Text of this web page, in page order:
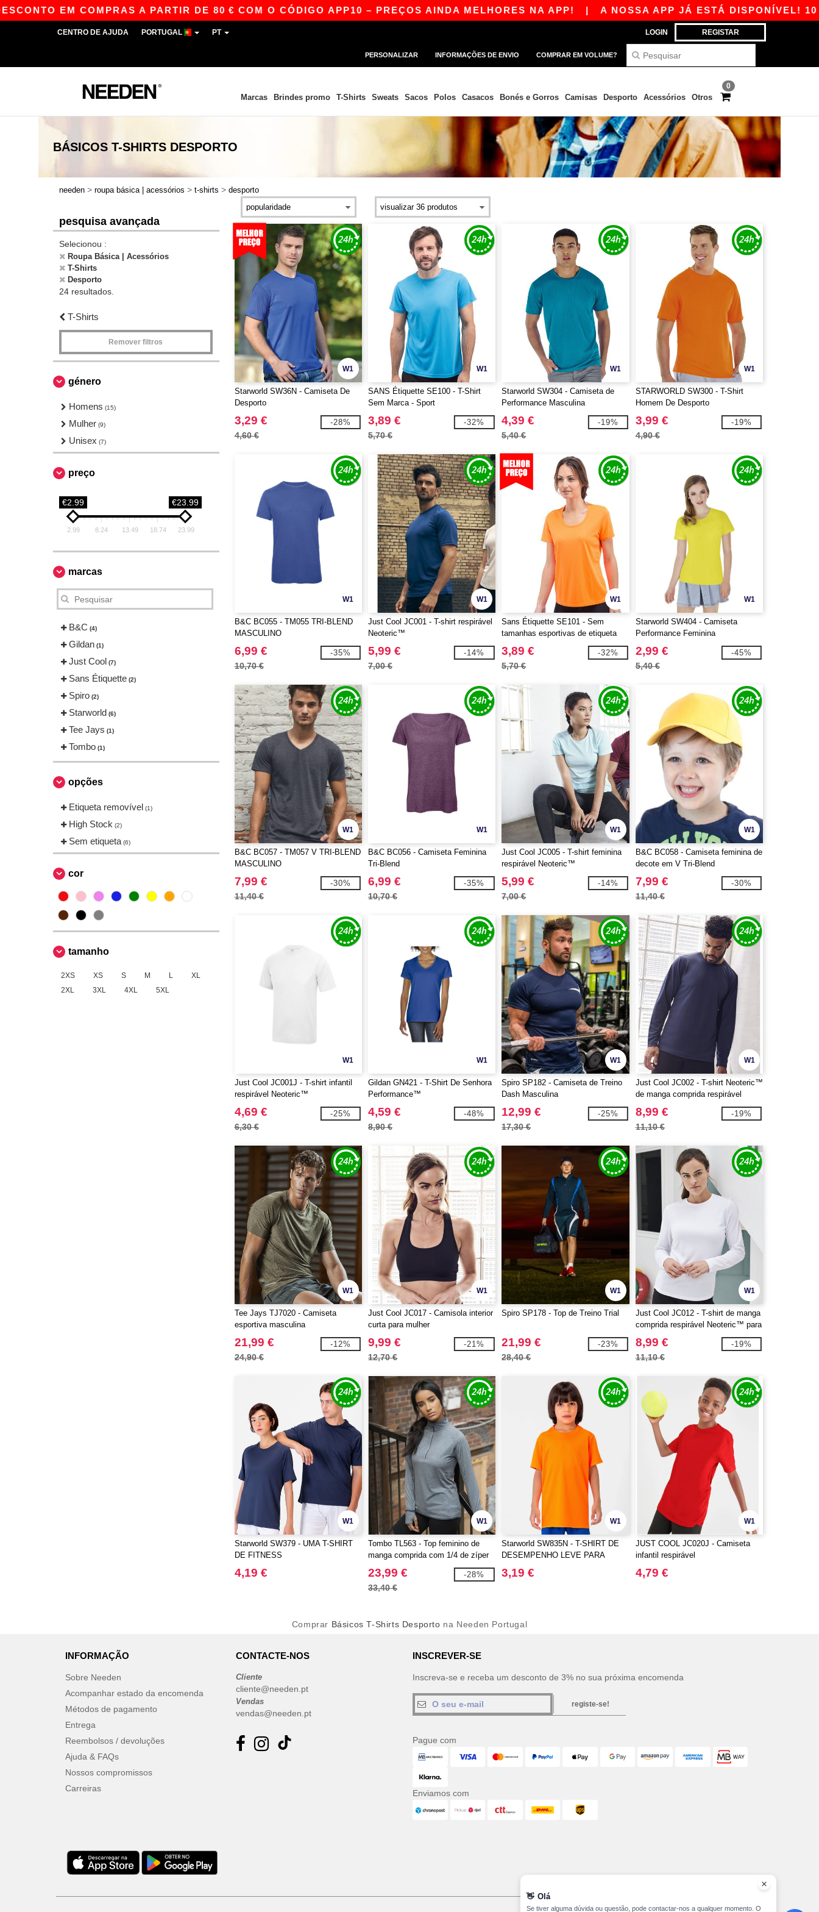
COMPRAS A PARTIR DE 80 € COM O CÓDIGO APP10 – PREÇOS AINDA MELHORES NA APP! |A NOSSA APP JÁ ESTÁ DISPONÍVEL! 10 € DE
LOGIN REGISTAR
CENTRO DE AJUDA PORTUGAL PT
PERSONALIZAR INFORMAÇÕES DE ENVIO COMPRAR EM VOLUME?
0
Marcas Brindes promo T-Shirts Sweats Sacos Polos Casacos Bonés e Gorros Camisas Desporto Acessórios Otros
BÁSICOS T-SHIRTS DESPORTO
needen > roupa básica | acessórios > t-shirts > desporto
pesquisa avançada
Selecionou :
Roupa Básica | Acessórios
T-Shirts
Desporto
24 resultados.
T-Shirts
Remover filtros
género
Homens (15)
Mulher (9)
Unisex (7)
preço
€2.99 €23.99
2.99 8.24 13.49 18.74 23.99
marcas
B&C (4)
Gildan (1)
Just Cool (7)
Sans Étiquette (2)
Spiro (2)
Starworld (6)
Tee Jays (1)
Tombo (1)
opções
Etiqueta removível (1)
High Stock (2)
Sem etiqueta (6)
cor
tamanho
2XS XS S M L
XL
2XL
3XL 4XL 5XL
W1
Starworld SW36N - Camiseta De
Desporto
3,29 €
4,60 €
-28%
W1
SANS Étiquette SE100 - T-Shirt
Sem Marca - Sport
3,89 €
5,70 €
-32%
W1
Starworld SW304 - Camiseta de
Performance Masculina
4,39 €
5,40 €
-19%
W1
STARWORLD SW300 - T-Shirt
Homem De Desporto
3,99 €
4,90 €
-19%
W1
B&C BC055 - TM055 TRI-BLEND
MASCULINO
6,99 €
10,70 €
-35%
W1
Just Cool JC001 - T-shirt respirável
Neoteric™
5,99 €
7,00 €
-14%
W1
Sans Étiquette SE101 - Sem
tamanhas esportivas de etiqueta
Mulheres
3,89 €
5,70 €
-32%
W1
Starworld SW404 - Camiseta
Performance Feminina
2,99 €
5,40 €
-45%
W1
B&C BC057 - TM057 V TRI-BLEND
MASCULINO
7,99 €
11,40 €
-30%
W1
B&C BC056 - Camiseta Feminina
Tri-Blend
6,99 €
10,70 €
-35%
W1
Just Cool JC005 - T-shirt feminina
respirável Neoteric™
5,99 €
7,00 €
-14%
W1
B&C BC058 - Camiseta feminina de
decote em V Tri-Blend
7,99 €
11,40 €
-30%
W1
Just Cool JC001J - T-shirt infantil
respirável Neoteric™
4,69 €
6,30 €
-25%
W1
Gildan GN421 - T-Shirt De Senhora
Performance™
4,59 €
8,90 €
-48%
W1
Spiro SP182 - Camiseta de Treino
Dash Masculina
12,99 €
17,30 €
-25%
W1
Just Cool JC002 - T-shirt Neoteric™
de manga comprida respirável
8,99 €
11,10 €
-19%
W1
Tee Jays TJ7020 - Camiseta
esportiva masculina
21,99 €
24,90 €
-12%
W1
Just Cool JC017 - Camisola interior
curta para mulher
9,99 €
12,70 €
-21%
W1
Spiro SP178 - Top de Treino Trial
21,99 €
28,40 €
-23%
W1
Just Cool JC012 - T-shirt de manga
comprida respirável Neoteric™ para
mulher
8,99 €
11,10 €
-19%
W1
Starworld SW379 - UMA T-SHIRT
DE FITNESS
4,19 €
W1
Tombo TL563 - Top feminino de
manga comprida com 1/4 de zíper
23,99 €
33,40 €
-28%
W1
Starworld SW835N - T-SHIRT DE
DESEMPENHO LEVE PARA
CRIANÇA
3,19 €
W1
JUST COOL JC020J - Camiseta
infantil respirável
4,79 €
Comprar Básicos T-Shirts Desporto na Needen Portugal
INFORMAÇÃO
Sobre Needen
Acompanhar estado da encomenda
Métodos de pagamento
Entrega
Reembolsos / devoluções
Ajuda & FAQs
Nossos compromissos
Carreiras
CONTACTE-NOS
Cliente
cliente@needen.pt
Vendas
vendas@needen.pt
INSCREVER-SE
Inscreva-se e receba um desconto de 3% no sua próxima encomenda
registe-se!
Pague com
Enviamos com
👋 Olá
Se tiver alguma dúvida ou questão, pode contactar-nos a qualquer momento. O